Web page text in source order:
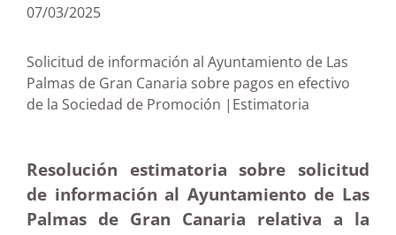
07/03/2025
Solicitud de información al Ayuntamiento de Las
Palmas de Gran Canaria sobre pagos en efectivo
de la Sociedad de Promoción |Estimatoria
Resolución estimatoria sobre solicitud
de información al Ayuntamiento de Las
Palmas de Gran Canaria relativa a la